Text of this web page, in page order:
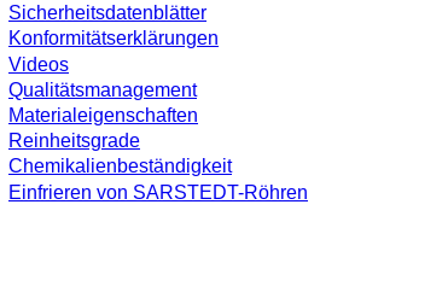
Sicherheitsdatenblätter
Konformitätserklärungen
Videos
Qualitätsmanagement
Materialeigenschaften
Reinheitsgrade
Chemikalienbeständigkeit
Einfrieren von SARSTEDT-Röhren